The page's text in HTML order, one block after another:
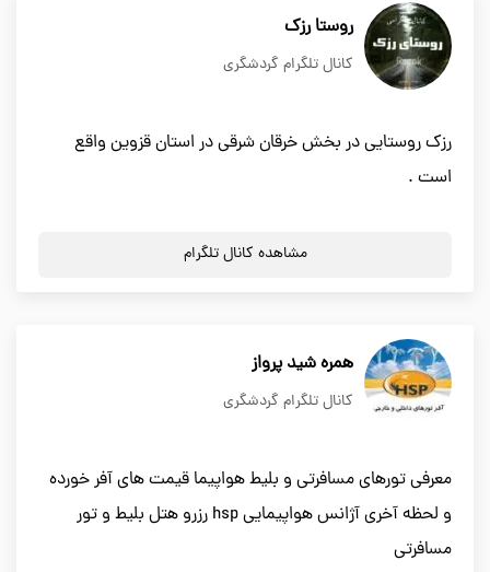
روستا رزک
کانال تلگرام گردشگری
رزک روستایی در بخش خرقان شرقی در استان قزوین واقع
است .
مشاهده کانال تلگرام
همره شید پرواز
کانال تلگرام گردشگری
معرفی تورهای مسافرتی و بلیط هواپیما قیمت های آفر خورده
و لحظه آخری آژانس هواپیمایی hsp رزرو هتل بلیط و تور
مسافرتی